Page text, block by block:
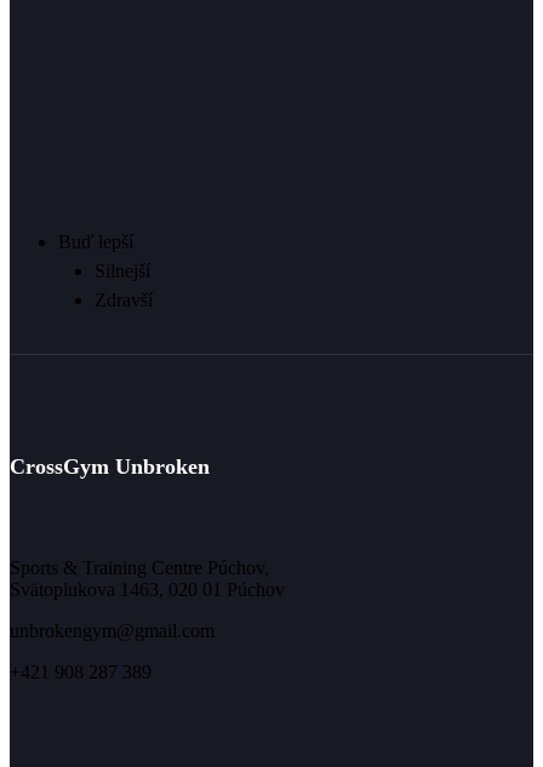
Buď lepší
Silnejší
Zdravší
CrossGym Unbroken
Sports & Training Centre Púchov,
Svätoplukova 1463, 020 01 Púchov
unbrokengym@gmail.com
+421 908 287 389